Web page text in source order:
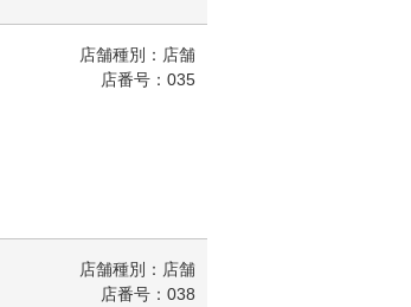
店舗種別：店舗
店番号：035
店舗種別：店舗
店番号：038